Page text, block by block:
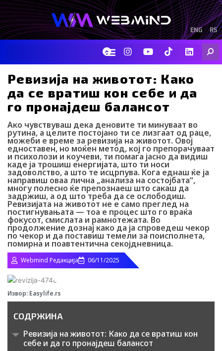
Skip
to
content
RS
ENG
F
a
c
b
o
o
k
I
n
s
a
g
r
a
Y
o
u
u
b
e
I
c
o
-
t
i
k
-
i
k
t
o
k
-
i
c
o
n
L
i
n
e
d
i
Ревизија на животот: Како
да се вратиш кон себе и да
го пронајдеш балансот
Ако чувствуваш дека деновите ти минуваат во
рутина, а целите постојано ти се лизгаат од раце,
можеби е време за ревизија на животот. Овој
едноставен, но моќен метод, кој го препорачуваат
и психолози и коучеви, ти помага јасно да видиш
каде ја трошиш енергијата, што ти носи
задоволство, а што те исцрпува. Кога еднаш ќе ја
направиш оваа лична „анализа на состојбата“,
многу полесно ќе препознаеш што сакаш да
задржиш, а од што треба да се ослободиш.
Ревизијата на животот не е само преглед на
постигнувањата — тоа е процес што го враќа
фокусот, смислата и рамнотежата. Во
продолжение дознај како да ја спроведеш чекор
по чекор и да поставиш темели за поисполнета,
помирна и поавтентична секојдневница.
Webmind Редакција 06/11/2025
Извор: Easylife.rs
СОДРЖИНА
Ревизија на животот: Како да се вратиш кон
себе и да го пронајдеш балансот